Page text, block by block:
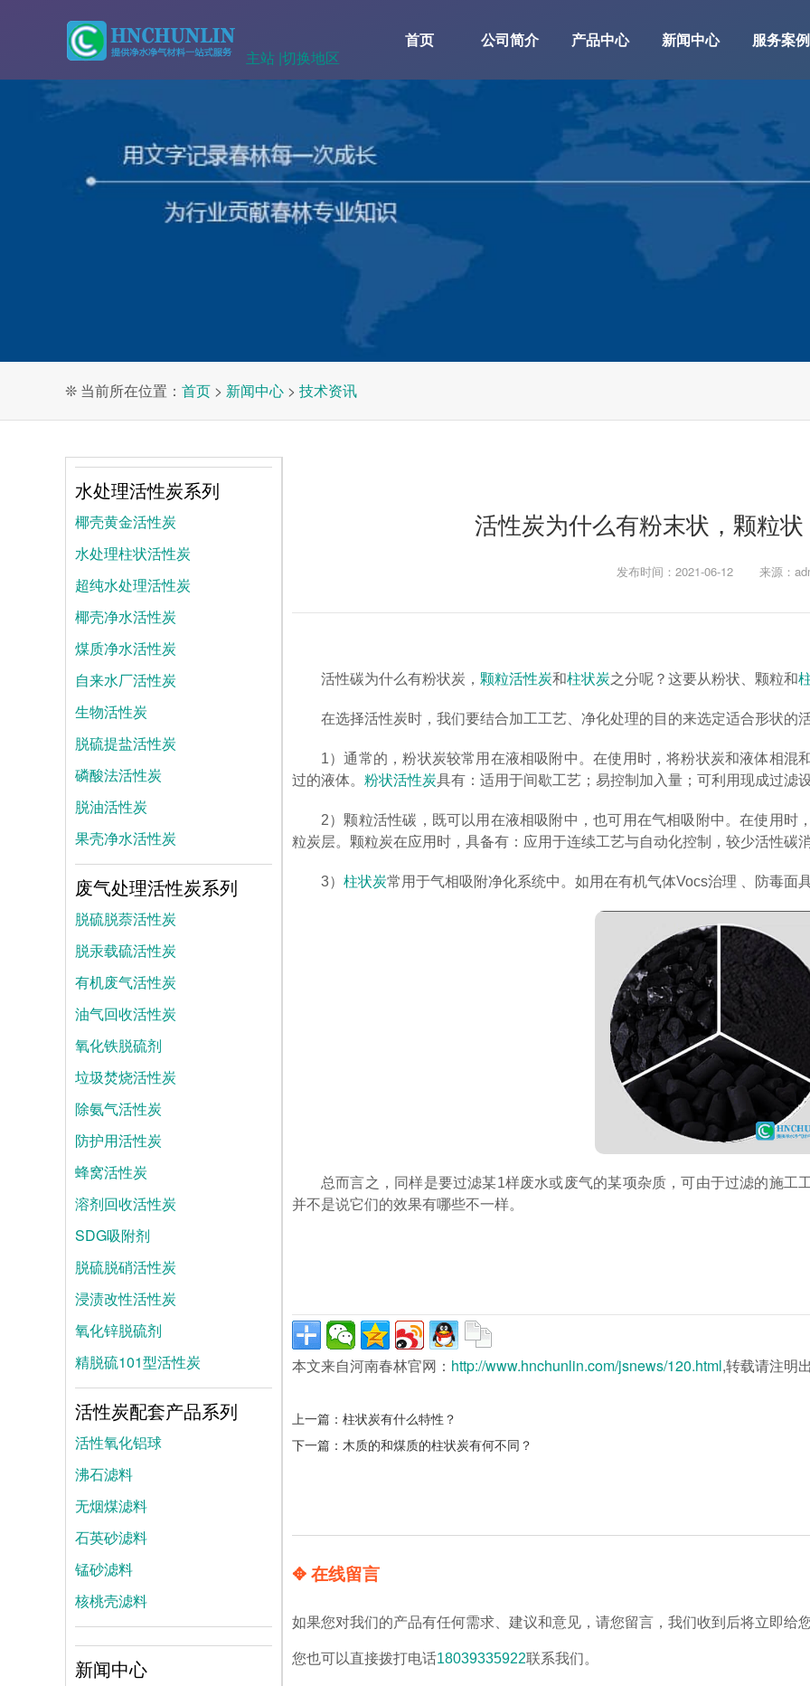
主站 |切换地区
首页 公司简介 产品中心 新闻中心 服务案例
❊ 当前所在位置： 首页 > 新闻中心 > 技术资讯
活性炭为什么有粉末状，颗粒
发布时间：2021-06-12 来源：
活性碳为什么有粉状炭， 颗粒活性炭和柱状炭之分呢？这要从粉状、颗粒和
在选择活性炭时，我们要结合加工工艺、净化处理的目的来选定适合形状的
1）通常的，粉状炭较常用在液相吸附中。在使用时，将粉状炭和液体相混
过的液体。 粉状活性炭具有：适用于间歇工艺；易控制加入量；可利用现成过滤
2）颗粒活性碳，既可以用在液相吸附中，也可用在气相吸附中。在使用时
粒炭层。颗粒炭在应用时，具备有：应用于连续工艺与自动化控制，较少活性碳
3） 柱状炭常用于气相吸附净化系统中。如用在有机气体Vocs治理 、防毒面
总而言之，同样是要过滤某1样废水或废气的某项杂质，可由于过滤的施工
并不是说它们的效果有哪些不一样。
本文来自河南春林官网： http://www.hnchunlin.com/jsnews/120.html,转载请注明
上一篇： 柱状炭有什么特性？
下一篇： 木质的和煤质的柱状炭有何不同？
✥ 在线留言
如果您对我们的产品有任何需求、建议和意见，请您留言，我们收到后将立即给
您也可以直接拨打电话18039335922联系我们。
水处理活性炭系列
椰壳黄金活性炭
水处理柱状活性炭
超纯水处理活性炭
椰壳净水活性炭
煤质净水活性炭
自来水厂活性炭
生物活性炭
脱硫提盐活性炭
磷酸法活性炭
脱油活性炭
果壳净水活性炭
废气处理活性炭系列
脱硫脱萘活性炭
脱汞载硫活性炭
有机废气活性炭
油气回收活性炭
氧化铁脱硫剂
垃圾焚烧活性炭
除氨气活性炭
防护用活性炭
蜂窝活性炭
溶剂回收活性炭
SDG吸附剂
脱硫脱硝活性炭
浸渍改性活性炭
氧化锌脱硫剂
精脱硫101型活性炭
活性炭配套产品系列
活性氧化铝球
沸石滤料
无烟煤滤料
石英砂滤料
锰砂滤料
核桃壳滤料
新闻中心